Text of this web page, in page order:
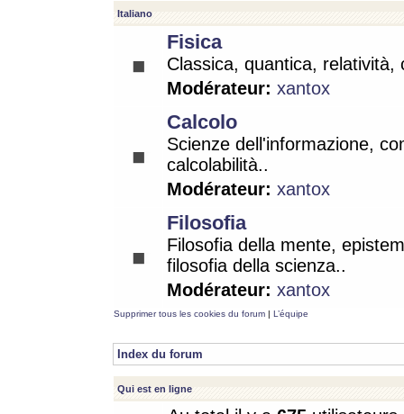
Italiano
Fisica
Classica, quantica, relatività,
Modérateur: xantox
Calcolo
Scienze dell'informazione,
calcolabilità..
Modérateur: xantox
Filosofia
Filosofia della mente,
filosofia della scienza..
Modérateur: xantox
Supprimer tous les cookies du forum | L’équipe
Index du forum
Qui est en ligne